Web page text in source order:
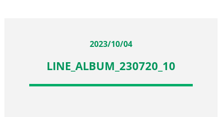
2023/10/04
LINE_ALBUM_230720_10